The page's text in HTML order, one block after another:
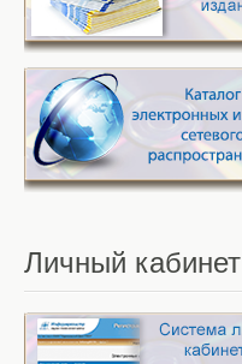
Личный кабинет